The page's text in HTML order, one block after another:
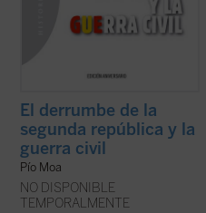
El derrumbe de la
segunda república y la
guerra civil
Pío Moa
NO DISPONIBLE
TEMPORALMENTE